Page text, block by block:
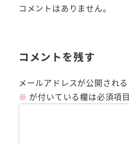
コメントはありません。
コメントを残す
メールアドレスが公開され
※ が付いている欄は必須項